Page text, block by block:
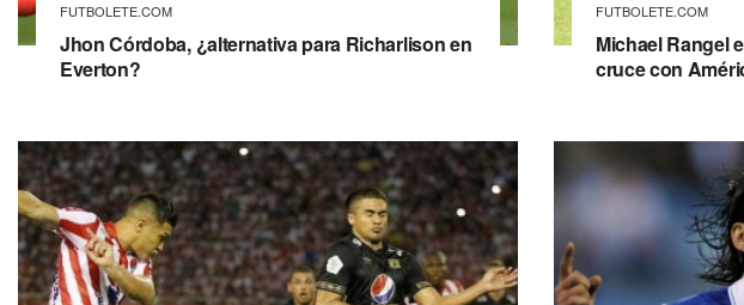
FUTBOLETE.COM
Jhon Córdoba, ¿alternativa para Richarlison en
Everton?
FUTBOLETE.COM
Michael Rangel
cruce con